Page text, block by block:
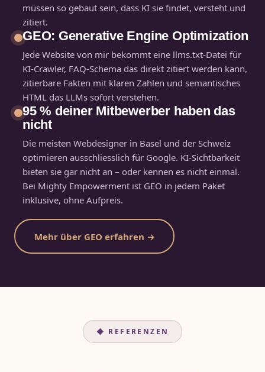
müssen so gebaut sein, dass KI sie findet, versteht und
zitiert.
GEO: Generative Engine Optimization
Jede Website von mir bekommt eine llms.txt-Datei für
KI-Crawler, FAQ-Schema das direkt zitiert werden kann,
zitierbare Fakten mit klaren Zahlen und semantisches
HTML das LLMs sofort verstehen.
95 % deiner Mitbewerber haben das
nicht
Die meisten Webdesigner in Basel und der Schweiz
optimieren ausschliesslich für Google. KI-Sichtbarkeit
bieten sie gar nicht an – oder kennen es nicht einmal.
Bei Mighty Empowerment ist GEO in jedem Paket
inklusive, ohne Aufpreis.
Mehr über GEO erfahren →
◆ REFERENZEN